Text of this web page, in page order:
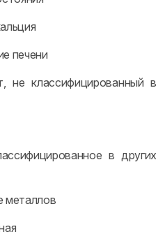
печени
не классифицированный в
в других
металлов